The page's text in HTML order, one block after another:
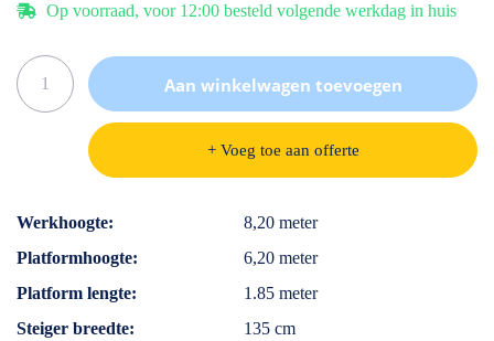
Op voorraad, voor 12:00 besteld volgende werkdag in huis
Aan winkelwagen toevoegen
+ Voeg toe aan offerte
Specificaties
Werkhoogte
8,20 meter
Platformhoogte
6,20 meter
Platform lengte
1.85 meter
Steiger breedte
135 cm